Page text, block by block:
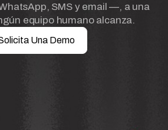
SMS y email —, a una
equipo humano alcanza.
Una Demo